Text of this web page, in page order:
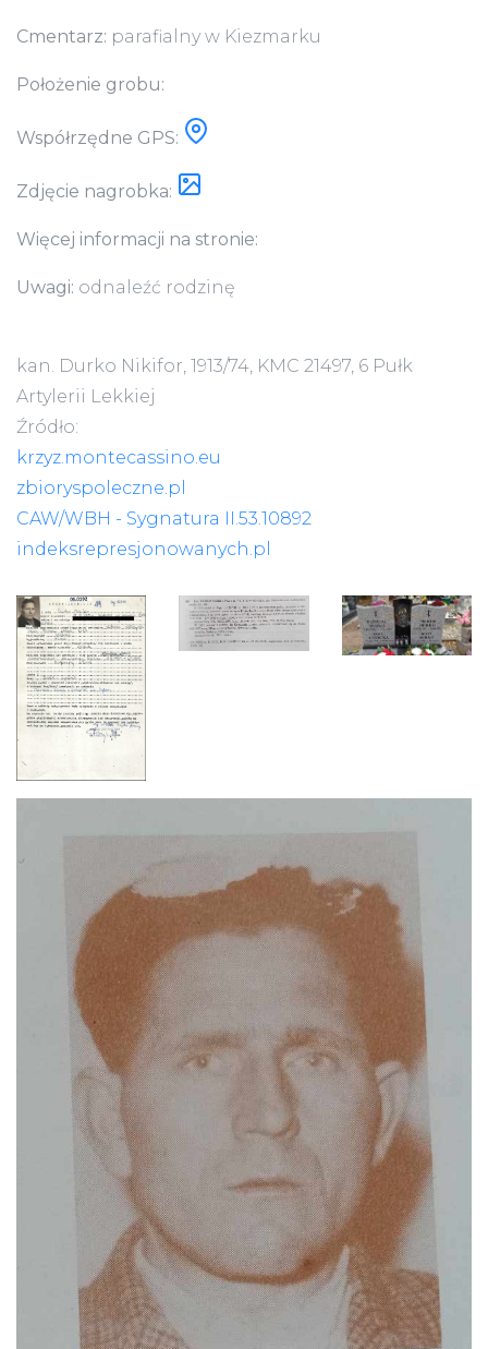
Cmentarz: parafialny w Kiezmarku
Położenie grobu:
Współrzędne GPS:
Zdjęcie nagrobka:
Więcej informacji na stronie:
Uwagi: odnaleźć rodzinę
kan. Durko Nikifor, 1913/74, KMC 21497, 6 Pułk
Artylerii Lekkiej
Źródło:
krzyz.montecassino.eu
zbioryspoleczne.pl
CAW/WBH - Sygnatura II.53.10892
indeksrepresjonowanych.pl